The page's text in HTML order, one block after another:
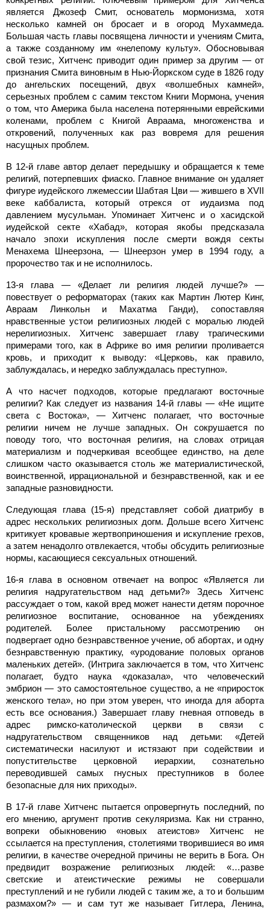
является Джозеф Смит, основатель мормонизма, хотя
несколько камней он бросает и в огород Мухаммеда.
Большая часть главы посвящена личности и учениям Смита,
а также созданному им «нелепому культу». Обосновывая
свой тезис, Хитченс приводит один пример за другим — от
признания Смита виновным в Нью-Йоркском суде в 1826 году
до ангельских посещений, двух «волшебных камней»,
серьезных проблем с самим текстом Книги Мормона, учения
о том, что Америка была населена потерянными еврейскими
коленами, проблем с Книгой Авраама, многоженства и
откровений, полученных как раз вовремя для решения
насущных проблем.
В 12-й главе автор делает передышку и обращается к теме
религий, потерпевших фиаско. Главное внимание он удаляет
фигуре иудейского лжемессии Шабтая Цви — жившего в XVII
веке каббалиста, который отрекся от иудаизма под
давлением мусульман. Упоминает Хитченс и о хасидской
иудейской секте «Хабад», которая якобы предсказала
начало эпохи искупления после смерти вождя секты
Менахема Шнеерзона, — Шнеерзон умер в 1994 году, а
пророчество так и не исполнилось.
13-я глава — «Делает ли религия людей лучше?» —
повествует о реформаторах (таких как Мартин Лютер Кинг,
Авраам Линкольн и Махатма Ганди), сопоставляя
нравственные устои религиозных людей с моралью людей
нерелигиозных. Хитченс завершает главу трагическими
примерами того, как в Африке во имя религии проливается
кровь, и приходит к выводу: «Церковь, как правило,
заблуждалась, и нередко заблуждалась преступно».
А что насчет подходов, которые предлагают восточные
религии? Как следует из названия 14-й главы — «Не ищите
света с Востока», — Хитченс полагает, что восточные
религии ничем не лучше западных. Он сокрушается по
поводу того, что восточная религия, на словах отрицая
материализм и подчеркивая всеобщее единство, на деле
слишком часто оказывается столь же материалистической,
воинственной, иррациональной и безнравственной, как и ее
западные разновидности.
Следующая глава (15-я) представляет собой диатрибу в
адрес нескольких религиозных догм. Дольше всего Хитченс
критикует кровавые жертвоприношения и искупление грехов,
а затем ненадолго отвлекается, чтобы обсудить религиозные
нормы, касающиеся сексуальных отношений.
16-я глава в основном отвечает на вопрос «Является ли
религия надругательством над детьми?» Здесь Хитченс
рассуждает о том, какой вред может нанести детям порочное
религиозное воспитание, основанное на убеждениях
родителей. Более пристальному рассмотрению он
подвергает одно безнравственное учение, об абортах, и одну
безнравственную практику, «уродование половых органов
маленьких детей». (Интрига заключается в том, что Хитченс
полагает, будто наука «доказала», что человеческий
эмбрион — это самостоятельное существо, а не «приросток
женского тела», но при этом уверен, что иногда для аборта
есть все основания.) Завершает главу гневная отповедь в
адрес римско-католической церкви в связи с
надругательством священников над детьми: «Детей
систематически насилуют и истязают при содействии и
попустительстве церковной иерархии, сознательно
переводившей самых гнусных преступников в более
безопасные для них приходы».
В 17-й главе Хитченс пытается опровергнуть последний, по
его мнению, аргумент против секуляризма. Как ни странно,
вопреки обыкновению «новых атеистов» Хитченс не
ссылается на преступления, столетиями творившиеся во имя
религии, в качестве очередной причины не верить в Бога. Он
предвидит возражение религиозных людей: «…разве
светские и атеистические режимы не совершали
преступлений и не губили людей с таким же, а то и большим
размахом?» — и сам тут же называет Гитлера, Ленина,